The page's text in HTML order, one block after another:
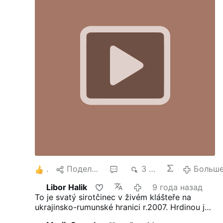
исцелении взрослых. Уже давно, особенно в
безжалостный и решительный комок мышц.
Оказывается можно и по другому. Не
скулить, не жаловаться на здоровье, а
стиснув зубы делать добро. Тем более, что
знаем, что такое жизнь. Временная
2 Поделиться 3 тыс.
Libor Halik
9 года назад
To je svatý sirotčinec v živém klášteře na
ukrajinsko-rumunské hranici r.2007. Hrdinou je